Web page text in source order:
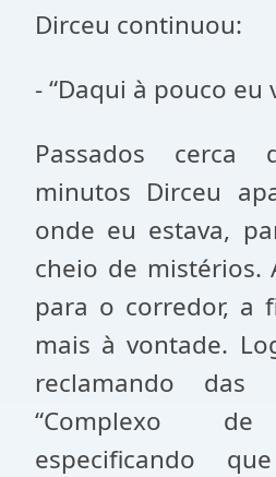
Dirceu continuou:
- “Daqui à pouco eu
Passados
minutos Dirceu
onde eu estava,
cheio de mistérios.
para o corredor, a
mais à vontade.
reclamando das
“Complexo de
especificando